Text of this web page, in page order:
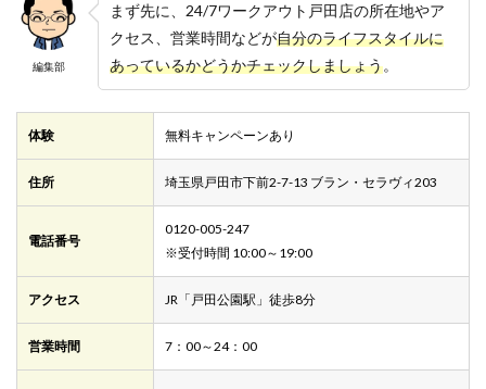
編集部
まず先に、24/7ワークアウト戸田店の所在地やア
クセス、営業時間などが自分のライフスタイルに
あっているかどうかチェックしましょう。
体験 無料キャンペーンあり
住所 埼玉県戸田市下前2-7-13 ブラン・セラヴィ203
電話番号
0120-005-247
※受付時間 10:00～19:00
アクセス JR「戸田公園駅」徒歩8分
営業時間 7：00～24：00